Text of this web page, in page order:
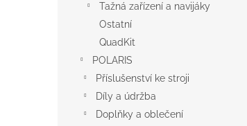
Tažná zařízení a navijáky
Ostatní
QuadKit
POLARIS
Příslušenství ke stroji
Díly a údržba
Doplňky a oblečení